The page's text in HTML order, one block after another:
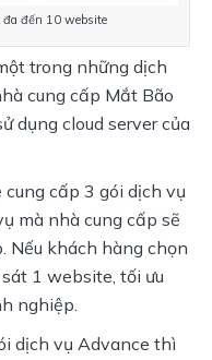
đa đến 10 website
trong những dịch
cung cấp Mắt Bão
dụng cloud server của
cấp 3 gói dịch vụ
mà nhà cung cấp sẽ
Nếu khách hàng chọn
1 website, tối ưu
nghiệp.
dịch vụ Advance thì